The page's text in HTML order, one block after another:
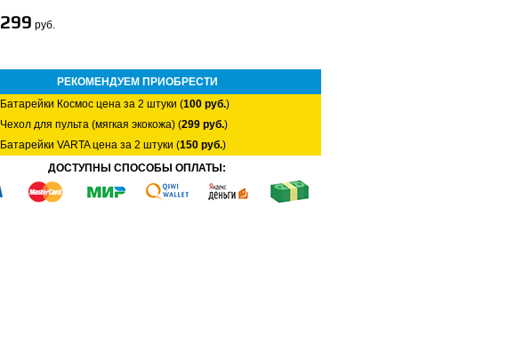
299 руб.
РЕКОМЕНДУЕМ ПРИОБРЕСТИ
Батарейки Космос цена за 2 штуки (100 руб.)
Чехол для пульта (мягкая экокожа) (299 руб.)
Батарейки VARTA цена за 2 штуки (150 руб.)
ДОСТУПНЫ СПОСОБЫ ОПЛАТЫ: